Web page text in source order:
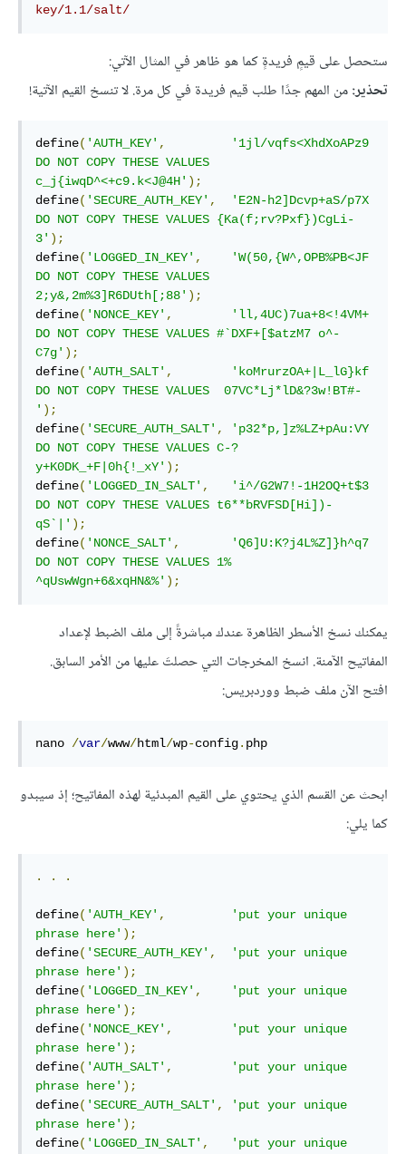
key/1.1/salt/
ستحصل على قيمٍ فريدةٍ كما هو ظاهر في المثال الآتي:
تحذير:من المهم جدًا طلب قيم فريدة في كل مرة. لا تنسخ القيم الآتية!
define( 'AUTH_KEY' ,
'1jl/vqfs<XhdXoAPz9
DO NOT COPY THESE VALUES
c_j{iwqD^<+c9.k<J@4H' );
define( 'SECURE_AUTH_KEY' ,
'E2N-h2]Dcvp+aS/p7X
DO NOT COPY THESE VALUES {Ka(f;rv?Pxf})CgLi-
3' );
define( 'LOGGED_IN_KEY' ,
'W(50,{W^,OPB%PB<JF
DO NOT COPY THESE VALUES
2;y&,2m%3]R6DUth[;88' );
define( 'NONCE_KEY' ,
'll,4UC)7ua+8<!4VM+
DO NOT COPY THESE VALUES #`DXF+[$atzM7 o^-
C7g' );
define( 'AUTH_SALT' ,
'koMrurzOA+|L_lG}kf
DO NOT COPY THESE VALUES  07VC*Lj*lD&?3w!BT#-
' );
define( 'SECURE_AUTH_SALT' ,
'p32*p,]z%LZ+pAu:VY
DO NOT COPY THESE VALUES C-?
y+K0DK_+F|0h{!_xY' );
define( 'LOGGED_IN_SALT' ,
'i^/G2W7!-1H2OQ+t$3
DO NOT COPY THESE VALUES t6**bRVFSD[Hi])-
qS`|' );
define( 'NONCE_SALT' ,
'Q6]U:K?j4L%Z]}h^q7
DO NOT COPY THESE VALUES 1%
^qUswWgn+6&xqHN&%' );
يمكنك نسخ الأسطر الظاهرة عندك مباشرةً إلى ملف الضبط لإعداد
المفاتيح الآمنة. انسخ المخرجات التي حصلتَ عليها من الأمر السابق.
افتح الآن ملف ضبط ووردبريس:
nano /var/www/html/wp-config. php
ابحث عن القسم الذي يحتوي على القيم المبدئية لهذه المفاتيح؛ إذ سيبدو
كما يلي:
. . .
define( 'AUTH_KEY' ,
'put your unique
phrase here' );
define( 'SECURE_AUTH_KEY' ,
'put your unique
phrase here' );
define( 'LOGGED_IN_KEY' ,
'put your unique
phrase here' );
define( 'NONCE_KEY' ,
'put your unique
phrase here' );
define( 'AUTH_SALT' ,
'put your unique
phrase here' );
define( 'SECURE_AUTH_SALT' ,
'put your unique
phrase here' );
define( 'LOGGED_IN_SALT' ,
'put your unique